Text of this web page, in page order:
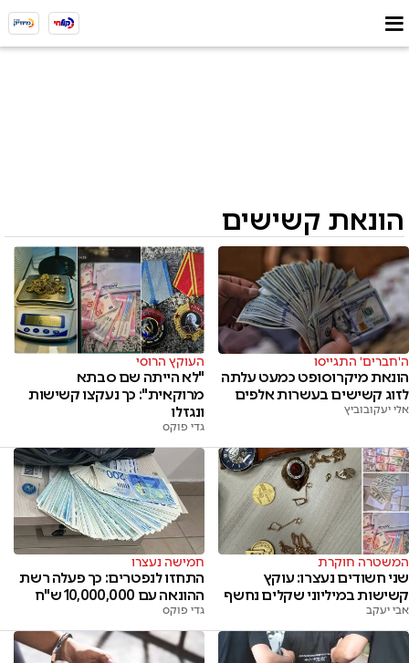
הונאת קשישים
ה'חברים' התגייסו
הונאת מיקרוסופט כמעט עלתה
לזוג קשישים בעשרות אלפים
אלי יעקובוביץ
העוקץ הרוסי
"לא הייתה שם סבתא
מרוקאית": כך נעקצו קשישות
ונגזלו
גדי פוקס
המשטרה חוקרת
שני חשודים נעצרו: עוקץ
קשישות במיליוני שקלים נחשף
אבי יעקב
חמישה נעצרו
התחזו לנפטרים: כך פעלה רשת
ההונאה עם 10,000,000 ש"ח
גדי פוקס